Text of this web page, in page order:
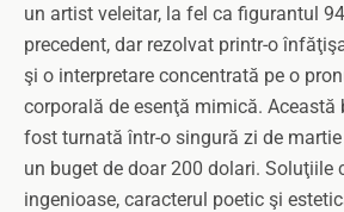
un artist veleitar, la fel ca figurantul
precedent, dar rezolvat printr-o
şi o interpretare concentrată pe o
corporală de esenţă mimică. Această
fost turnată într-o singură zi de
un buget de doar 200 dolari. Soluţiile
ingenioase, caracterul poetic şi